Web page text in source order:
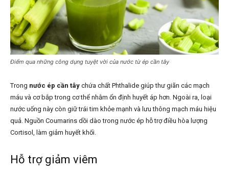
Điểm qua những công dụng tuyệt vời của nước từ ép cần tây
Trong nước ép cần tây chứa chất Phthalide giúp thư giãn các mạch
máu và cơ bắp trong cơ thể nhằm ổn định huyết áp hơn. Ngoài ra, loại
nước uống này còn giữ trái tim khỏe mạnh và lưu thông mạch máu hiệu
quả. Nguồn Coumarins dồi dào trong nước ép hỗ trợ điều hòa lượng
Cortisol, làm giảm huyết khối.
Hỗ trợ giảm viêm